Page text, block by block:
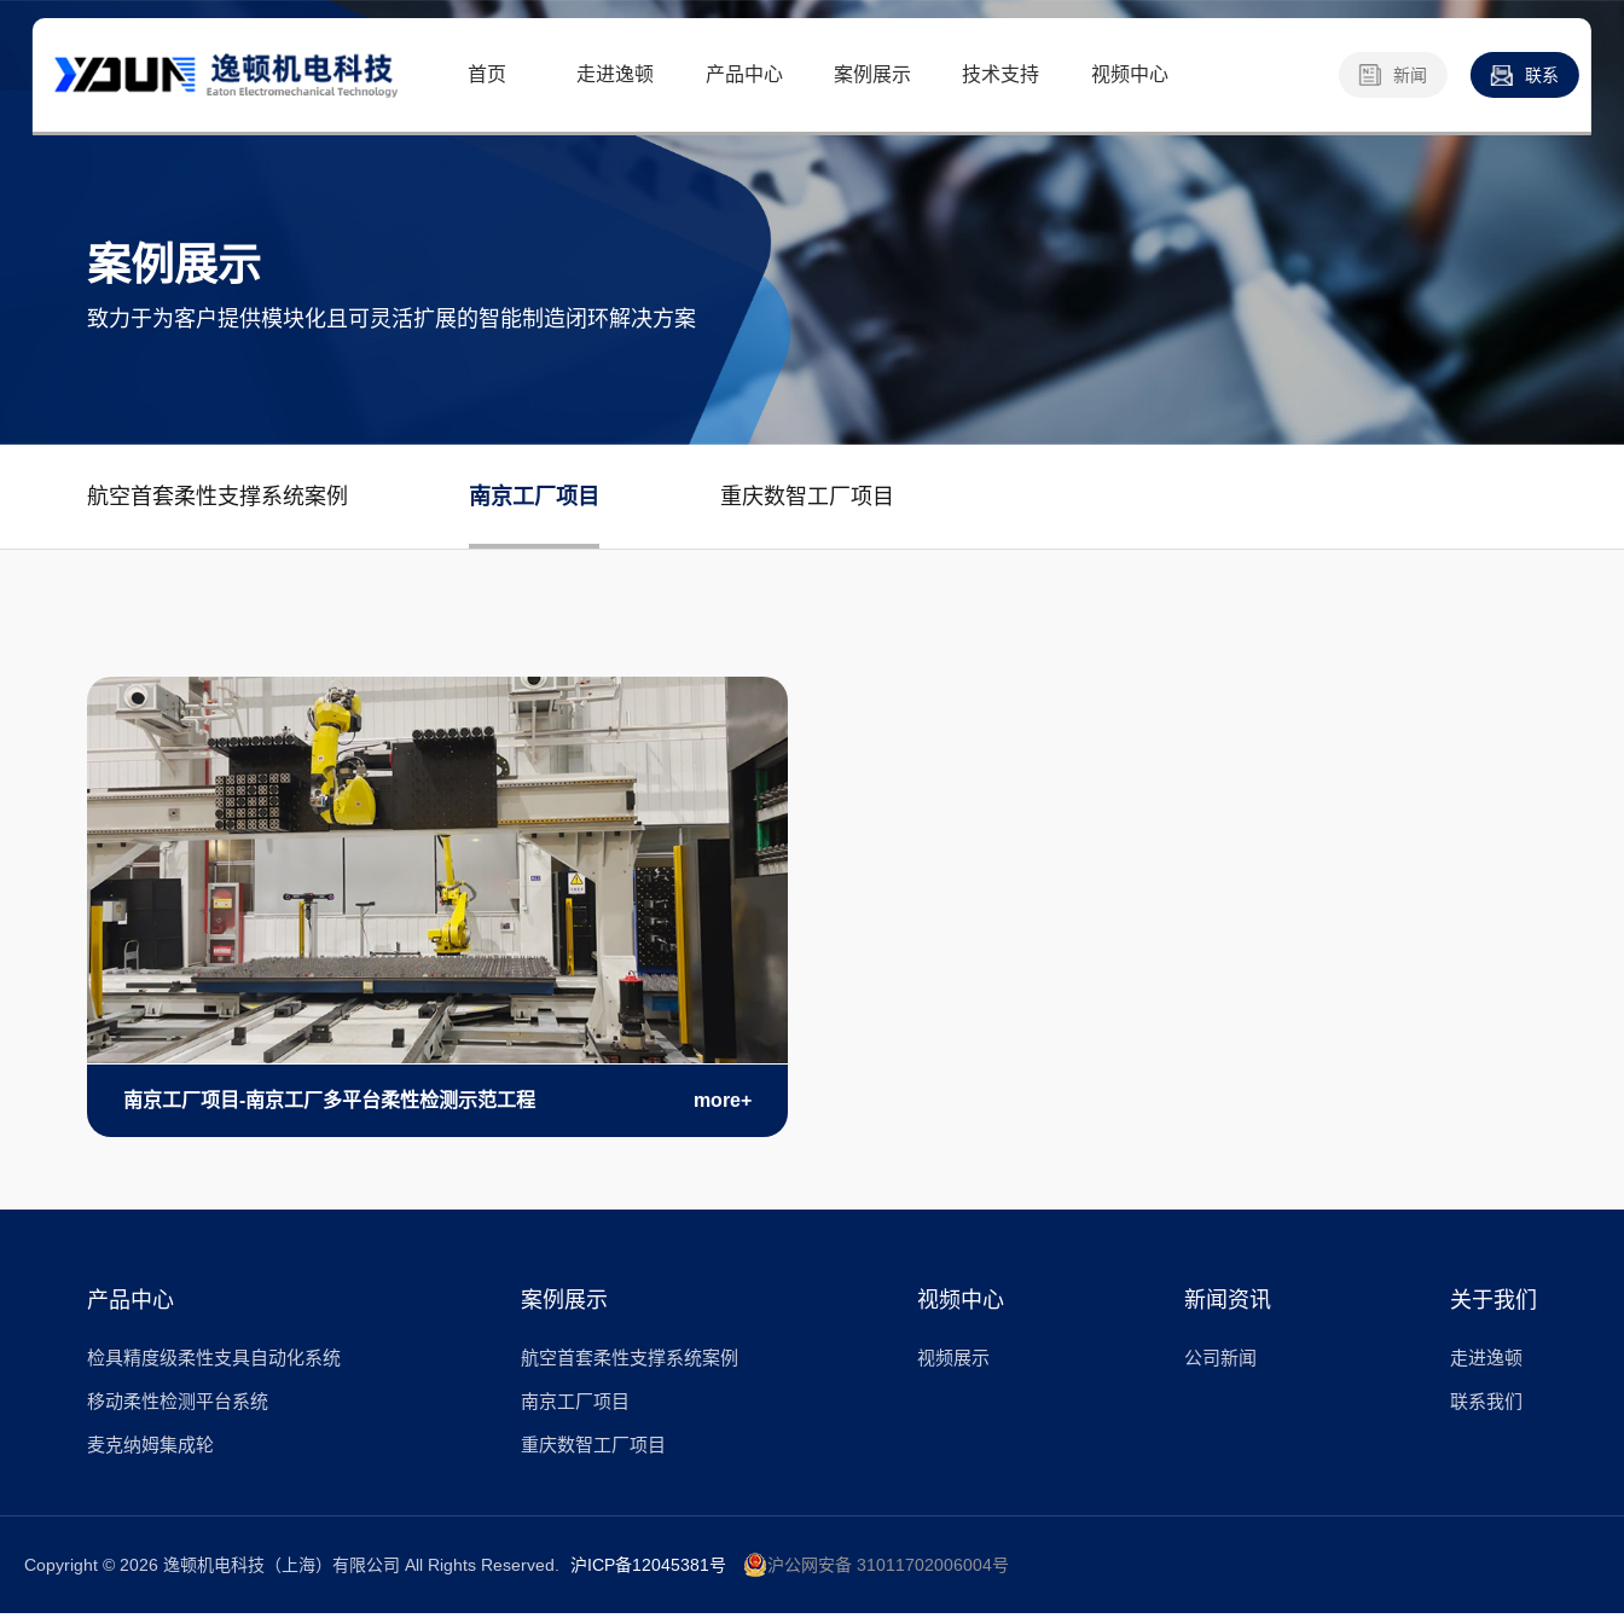
首页 走进逸顿 产品中心 案例展示 技术支持 视频中心 新闻 联系
案例展示
致力于为客户提供模块化且可灵活扩展的智能制造闭环解决方案
航空首套柔性支撑系统案例 南京工厂项目 重庆数智工厂项目
南京工厂项目-南京工厂多平台柔性检测示范工程 more+
产品中心
检具精度级柔性支具自动化系统
移动柔性检测平台系统
麦克纳姆集成轮
案例展示
航空首套柔性支撑系统案例
南京工厂项目
重庆数智工厂项目
视频中心
视频展示
新闻资讯
公司新闻
关于我们
走进逸顿
联系我们
Copyright © 2026 逸顿机电科技（上海）有限公司 All Rights Reserved. 沪ICP备12045381号 沪公网安备 31011702006004号